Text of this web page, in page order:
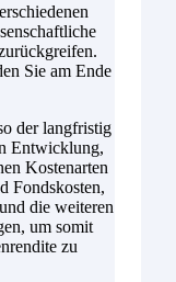
Sie am Ende
der langfristig
Entwicklung,
Kostenarten
Fondskosten,
die weiteren
um somit
zu